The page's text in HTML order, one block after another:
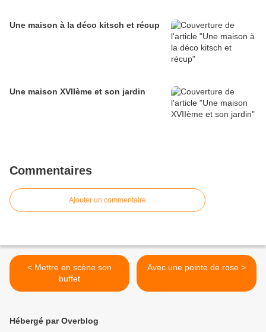
Une maison à la déco kitsch et récup
Une maison XVIIème et son jardin
Commentaires
Ajouter un commentaire
< Mettre en scène son
buffet
Avec une pointe de rose >
Hébergé par Overblog